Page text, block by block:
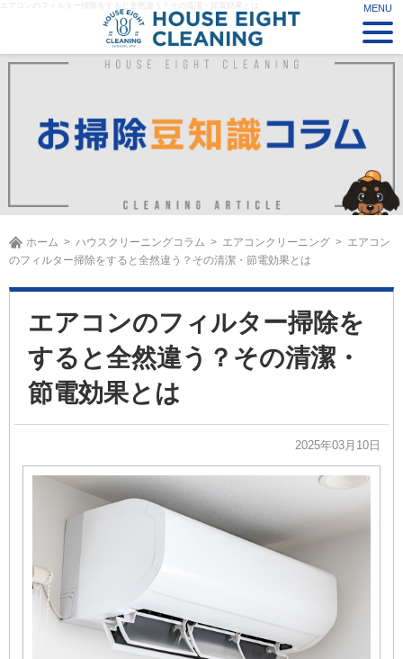
エアコンのフィルター掃除をすると全然違う？その清潔・節電効果とは
ホーム ハウスクリーニングコラム エアコンクリーニング
エアコン
のフィルター掃除をすると全然違う？その清潔・節電効果とは
エアコンのフィルター掃除を
すると全然違う？その清潔・
節電効果とは
2025年03月10日